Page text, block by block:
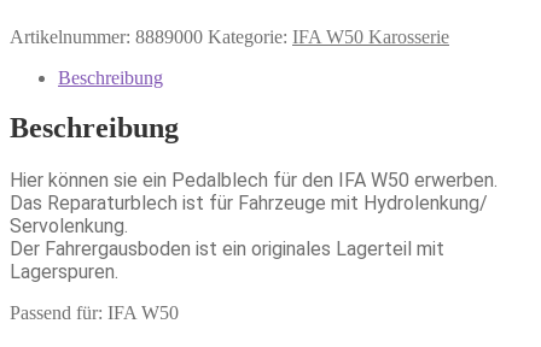
Artikelnummer: 8889000 Kategorie: IFA W50 Karosserie
Beschreibung
Beschreibung
Hier können sie ein Pedalblech für den IFA W50 erwerben.
Das Reparaturblech ist für Fahrzeuge mit Hydrolenkung/
Servolenkung.
Der Fahrergausboden ist ein originales Lagerteil mit
Lagerspuren.
Passend für: IFA W50